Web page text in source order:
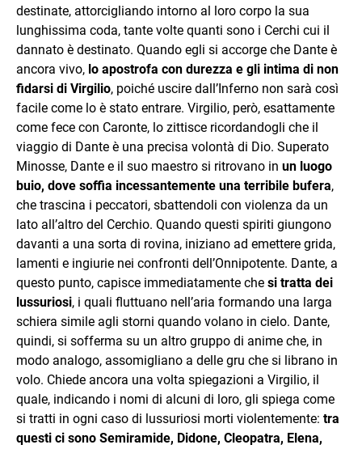
destinate, attorcigliando intorno al loro corpo la sua
lunghissima coda, tante volte quanti sono i Cerchi cui il
dannato è destinato. Quando egli si accorge che Dante è
ancora vivo, lo apostrofa con durezza e gli intima di non
fidarsi di Virgilio, poiché uscire dall’Inferno non sarà così
facile come lo è stato entrare. Virgilio, però, esattamente
come fece con Caronte, lo zittisce ricordandogli che il
viaggio di Dante è una precisa volontà di Dio. Superato
Minosse, Dante e il suo maestro si ritrovano in un luogo
buio, dove soffia incessantemente una terribile bufera,
che trascina i peccatori, sbattendoli con violenza da un
lato all’altro del Cerchio. Quando questi spiriti giungono
davanti a una sorta di rovina, iniziano ad emettere grida,
lamenti e ingiurie nei confronti dell’Onnipotente. Dante, a
questo punto, capisce immediatamente che si tratta dei
lussuriosi, i quali fluttuano nell’aria formando una larga
schiera simile agli storni quando volano in cielo. Dante,
quindi, si sofferma su un altro gruppo di anime che, in
modo analogo, assomigliano a delle gru che si librano in
volo. Chiede ancora una volta spiegazioni a Virgilio, il
quale, indicando i nomi di alcuni di loro, gli spiega come
si tratti in ogni caso di lussuriosi morti violentemente: tra
questi ci sono Semiramide, Didone, Cleopatra, Elena,